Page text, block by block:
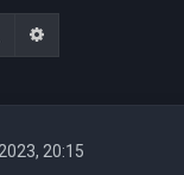
Cerca
20:15